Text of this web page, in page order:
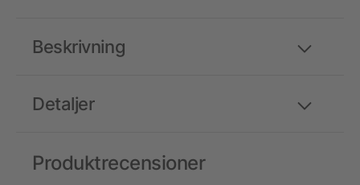
Detaljer
Beskrivning
Produktrecensioner